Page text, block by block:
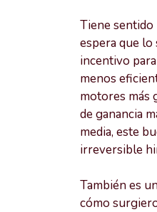
Tiene sentido
espera que lo
incentivo
menos
motores más
de ganancia
media, este
irreversible
También es
cómo